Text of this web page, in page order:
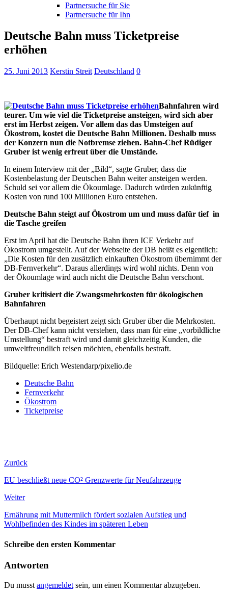
Partnersuche für Sie
Partnersuche für Ihn
Deutsche Bahn muss Ticketpreise
erhöhen
25. Juni 2013 Kerstin Streit Deutschland 0
Bahnfahren wird
teurer. Um wie viel die Ticketpreise ansteigen, wird sich aber
erst im Herbst zeigen. Vor allem das das Umsteigen auf
Ökostrom, kostet die Deutsche Bahn Millionen. Deshalb muss
der Konzern nun die Notbremse ziehen. Bahn-Chef Rüdiger
Gruber ist wenig erfreut über die Umstände.
In einem Interview mit der „Bild“, sagte Gruber, dass die
Kostenbelastung der Deutschen Bahn weiter ansteigen werden.
Schuld sei vor allem die Ökoumlage. Dadurch würden zukünftig
Kosten von rund 100 Millionen Euro entstehen.
Deutsche Bahn steigt auf Ökostrom um und muss dafür tief in
die Tasche greifen
Erst im April hat die Deutsche Bahn ihren ICE Verkehr auf
Ökostrom umgestellt. Auf der Webseite der DB heißt es eigentlich:
„Die Kosten für den zusätzlich einkauften Ökostrom übernimmt der
DB-Fernverkehr“. Daraus allerdings wird wohl nichts. Denn von
der Ökoumlage wird auch nicht die Deutsche Bahn verschont.
Gruber kritisiert die Zwangsmehrkosten für ökologischen
Bahnfahren
Überhaupt nicht begeistert zeigt sich Gruber über die Mehrkosten.
Der DB-Chef kann nicht verstehen, dass man für eine „vorbildliche
Umstellung“ bestraft wird und damit gleichzeitig Kunden, die
umweltfreundlich reisen möchten, ebenfalls bestraft.
Bildquelle: Erich Westendarp/pixelio.de
Deutsche Bahn
Fernverkehr
Ökostrom
Ticketpreise
Zurück
EU beschließt neue CO² Grenzwerte für Neufahrzeuge
Weiter
Ernährung mit Muttermilch fördert sozialen Aufstieg und
Wohlbefinden des Kindes im späteren Leben
Schreibe den ersten Kommentar
Antworten
Du musst angemeldet sein, um einen Kommentar abzugeben.